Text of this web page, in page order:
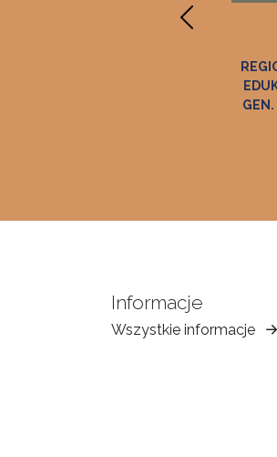
Informacje
Wszystkie informacje
Muzeum